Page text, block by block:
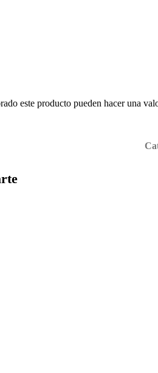
este producto pueden hacer una